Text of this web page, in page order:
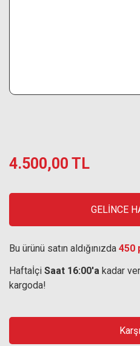
4.500,00 TL
GELİNCE
Bu ürünü satın aldığınızda 450
Haftaİçi Saat 16:00'a kadar
kargoda!